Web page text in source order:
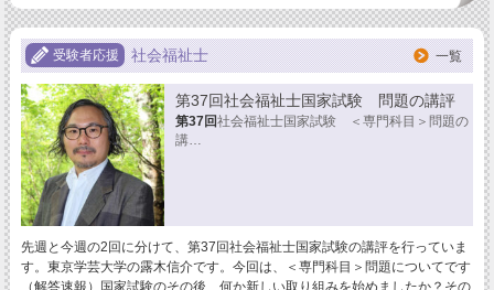
受験者応援 社会福祉士 一覧
第37回社会福祉士国家試験 問題の講評
第37回社会福祉士国家試験 ＜専門科目＞問題の
講…
先週と今週の2回に分けて、第37回社会福祉士国家試験の講評を行っていま
す。東京学芸大学の露木信介です。今回は、＜専門科目＞問題についてです